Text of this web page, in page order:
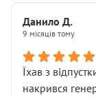
Данило Д.
9 місяців тому
Їхав з
накрився